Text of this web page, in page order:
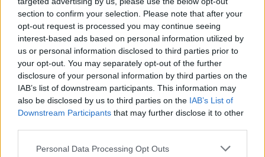
section to confirm your selection. Please note that after your
opt-out request is processed you may continue seeing
interest-based ads based on personal information utilized by
us or personal information disclosed to third parties prior to
your opt-out. You may separately opt-out of the further
disclosure of your personal information by third parties on the
IAB’s list of downstream participants. This information may
also be disclosed by us to third parties on the IAB’s List of
Downstream Participants that may further disclose it to other
Personal Data Processing Opt Outs
Starta din prenumerationhär
Eller logga in på ditt konto nedan: